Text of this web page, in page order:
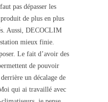
pas dépasser les
de plus en plus
Aussi, DECOCLIM
mieux finie.
Le fait d’avoir des
de pouvoir
un décalage de
qui ai travaillé avec